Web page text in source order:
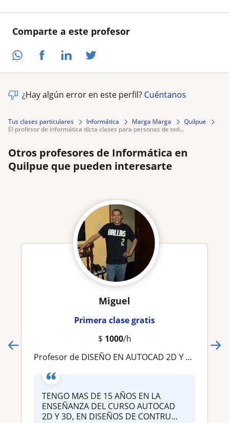
Comparte a este profesor
¿Hay algún error en este perfil? Cuéntanos
Tus clases particulares Informática Marga Marga
Quilpue
el profesor de informática dicta clases para personas de tod...
Otros profesores de Informática en
Quilpue que pueden interesarte
Miguel
Primera clase gratis
$ 1000/h
Profesor de DISEÑO EN AUTOCAD 2D Y 3D
TENGO MAS DE 15 AÑOS EN LA
ENSEÑANZA DEL CURSO AUTOCAD
2D Y 3D, EN DISEÑOS DE CONTRU...